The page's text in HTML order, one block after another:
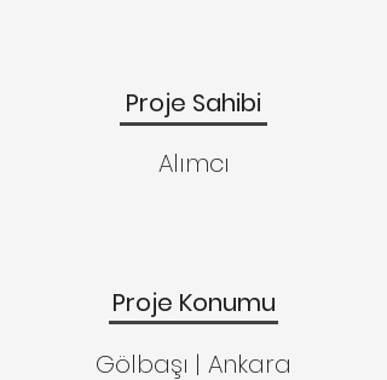
Proje Sahibi
Alımcı
Proje Konumu
Gölbaşı | Ankara